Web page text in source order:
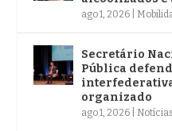
ago 1, 2026
Secretário
Pública
organizado
ago 1, 2026 Notícias